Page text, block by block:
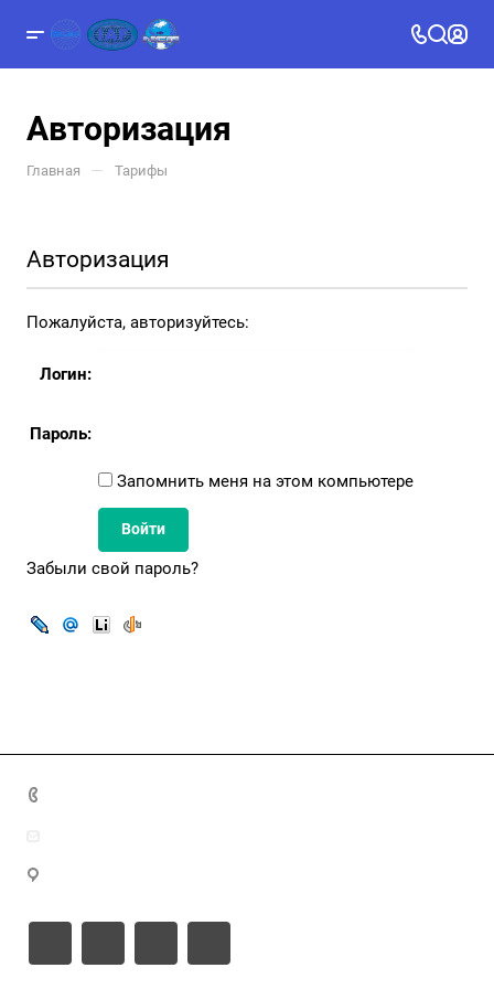
Авторизация
Главная — Тарифы
Авторизация
Пожалуйста, авторизуйтесь:
Логин:
Пароль:
Запомнить меня на этом компьютере
Забыли свой пароль?